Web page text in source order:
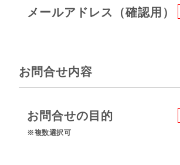
メールアドレス（確認用）
お問合せ内容
お問合せの目的
※複数選択可